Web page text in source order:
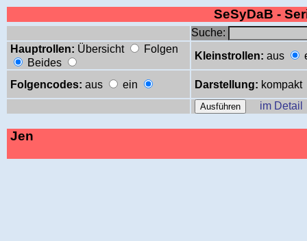
SeSyDaB -
Suche:
Hauptrollen: Übersicht
Folgen
Beides
Kleinstrollen: aus
Folgencodes: aus ein Darstellung: kompakt
im Detail
Jen